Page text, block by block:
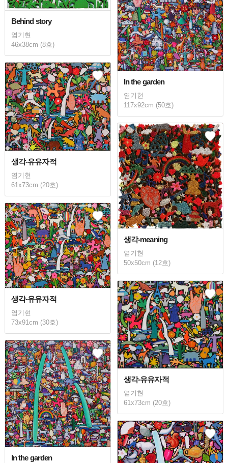
Behind story
염기현
46x38cm (8호)
In the garden
염기현
117x92cm (50호)
생각-유유자적
염기현
61x73cm (20호)
생각-meaning
염기현
50x50cm (12호)
생각-유유자적
염기현
73x91cm (30호)
생각-유유자적
염기현
61x73cm (20호)
In the garden